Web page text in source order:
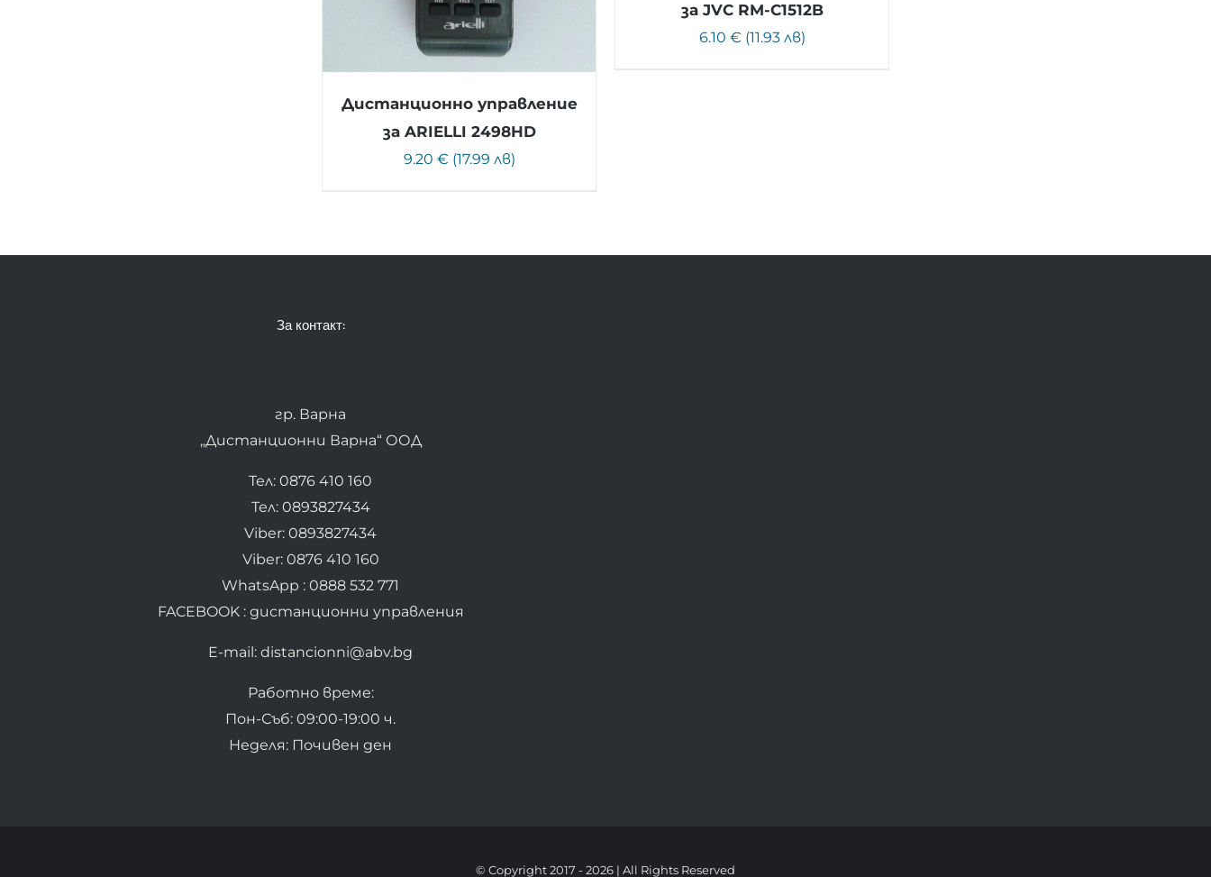
Дистанционно управление
за ARIELLI 2498HD
9.20 € (17.99 лв)
за JVC RM-C1512B
6.10 € (11.93 лв)
За контакт:
гр. Варна
„Дистанционни Варна“ ООД
Тел: 0876 410 160
Тел: 0893827434
Viber: 0893827434
Viber: 0876 410 160
WhatsApp : 0888 532 771
FACEBOOK : дистанционни управления
E-mail: distancionni@abv.bg
Работно време:
Пон-Съб: 09:00-19:00 ч.
Неделя: Почивен ден
© Copyright 2017 -2026 | All Rights Reserved